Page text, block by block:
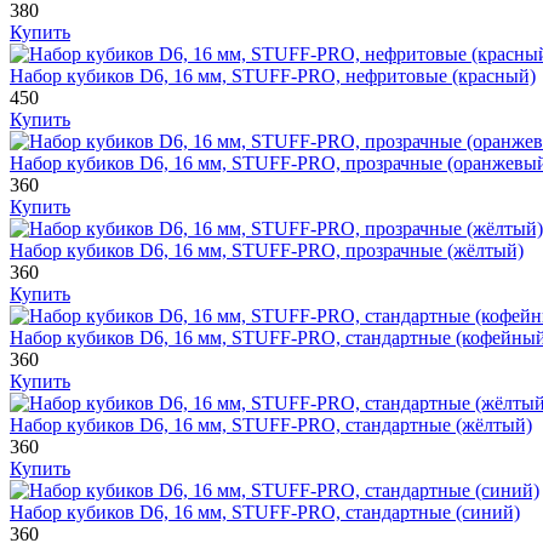
380
Купить
Набор кубиков D6, 16 мм, STUFF-PRO, нефритовые (красный)
450
Купить
Набор кубиков D6, 16 мм, STUFF-PRO, прозрачные
360
Купить
Набор кубиков D6, 16 мм, STUFF-PRO, прозрачные (жёлтый)
360
Купить
Набор кубиков D6, 16 мм, STUFF-PRO, стандартные
360
Купить
Набор кубиков D6, 16 мм, STUFF-PRO, стандартные (жёлтый)
360
Купить
Набор кубиков D6, 16 мм, STUFF-PRO, стандартные (синий)
360